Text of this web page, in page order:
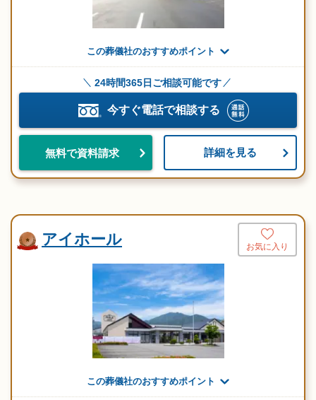
この葬儀社のおすすめポイント
24時間365日ご相談可能です
今すぐ電話で相談する
無料で資料請求 詳細を見る
アイホール お気に入り
この葬儀社のおすすめポイント